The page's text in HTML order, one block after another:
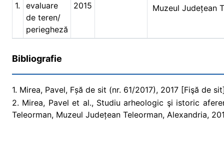
1.
evaluare
de teren/
periegheză
2015 Muzeul Județean
Bibliografie
1. Mirea, Pavel, Fșă de sit (nr. 61/2017), 2017 [Fişă de
2. Mirea, Pavel et al., Studiu arheologic şi istoric
Teleorman, Muzeul Județean Teleorman, Alexandria,